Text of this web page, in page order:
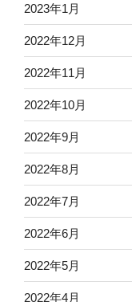
2023年1月
2022年12月
2022年11月
2022年10月
2022年9月
2022年8月
2022年7月
2022年6月
2022年5月
2022年4月